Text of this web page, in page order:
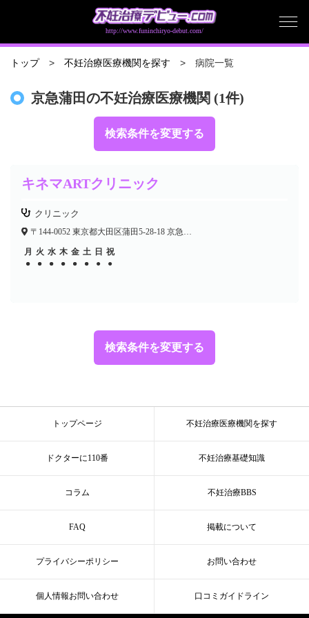
http://www.funinchiryo-debut.com/
トップ 不妊治療医療機関を探す 病院一覧
検索条件を変更する
京急蒲田の不妊治療医療機関 (1件)
検索条件を変更する
キネマARTクリニック
クリニック
〒144-0052 東京都大田区蒲田5-28-18 京急醍醐共同開発ビル3F
月 火 水 木 金 土 日 祝
●
● ● ● ● ● ● ●
● ● ● ● ● ●
トップページ 不妊治療医療機関を探す
ドクターに110番 不妊治療基礎知識
コラム 不妊治療BBS
FAQ 掲載について
プライバシーポリシー お問い合わせ
個人情報お問い合わせ 口コミガイドライン